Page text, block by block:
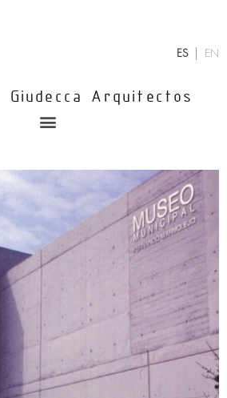
Giudecca Arquitectos
ES EN
Menu